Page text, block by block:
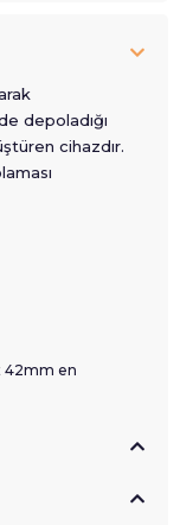
depoladığı
cihazdır.
42mm en